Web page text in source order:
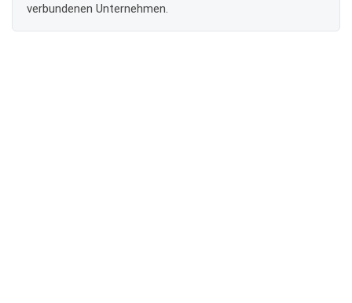
verbundenen Unternehmen.